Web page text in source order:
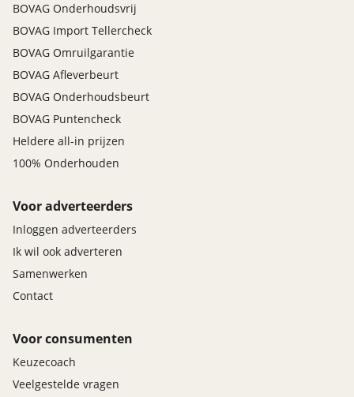
BOVAG Onderhoudsvrij
BOVAG Import Tellercheck
BOVAG Omruilgarantie
BOVAG Afleverbeurt
BOVAG Onderhoudsbeurt
BOVAG Puntencheck
Heldere all-in prijzen
100% Onderhouden
Voor adverteerders
Inloggen adverteerders
Ik wil ook adverteren
Samenwerken
Contact
Voor consumenten
Keuzecoach
Veelgestelde vragen